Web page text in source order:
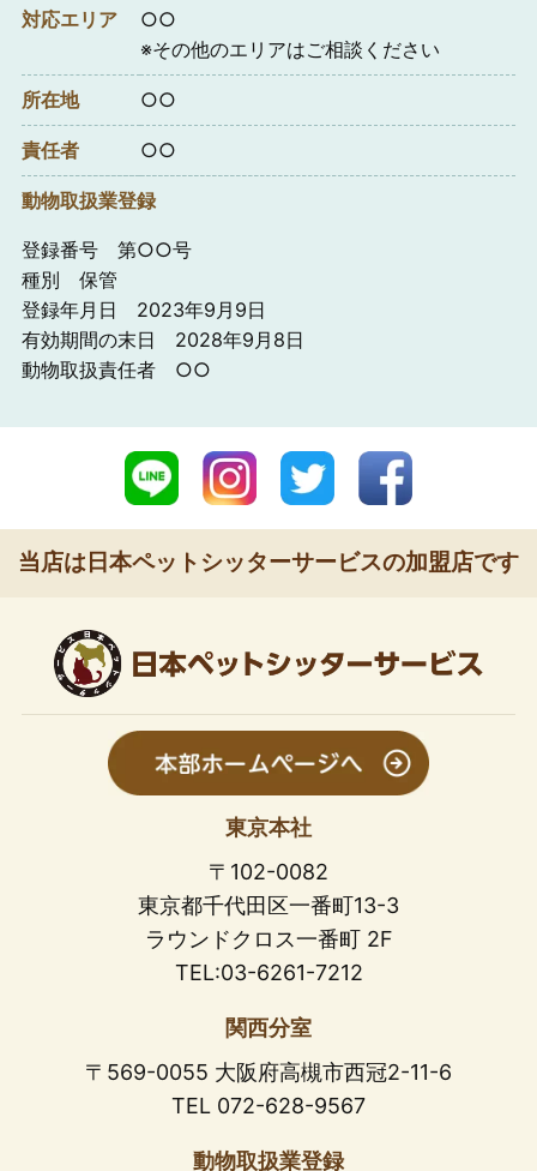
対応エリア
○○
※その他のエリアはご相談ください
所在地 ○○
責任者 ○○
動物取扱業登録
登録番号 第○○号
種別 保管
登録年月日 2023年9月9日
有効期間の末日 2028年9月8日
動物取扱責任者 ○○
当店は日本ペットシッターサービスの加盟店です
東京本社
〒102-0082
東京都千代田区一番町13-3
ラウンドクロス一番町 2F
TEL:03-6261-7212
関西分室
〒569-0055 大阪府高槻市西冠2-11-6
TEL 072-628-9567
動物取扱業登録